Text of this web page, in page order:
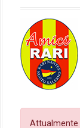
Attualmente